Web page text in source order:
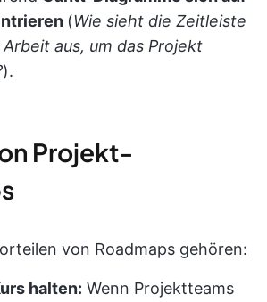
(Wie sieht die Zeitleiste
aus, um das Projekt
).
Projekt-
von Roadmaps gehören:
halten: Wenn Projektteams